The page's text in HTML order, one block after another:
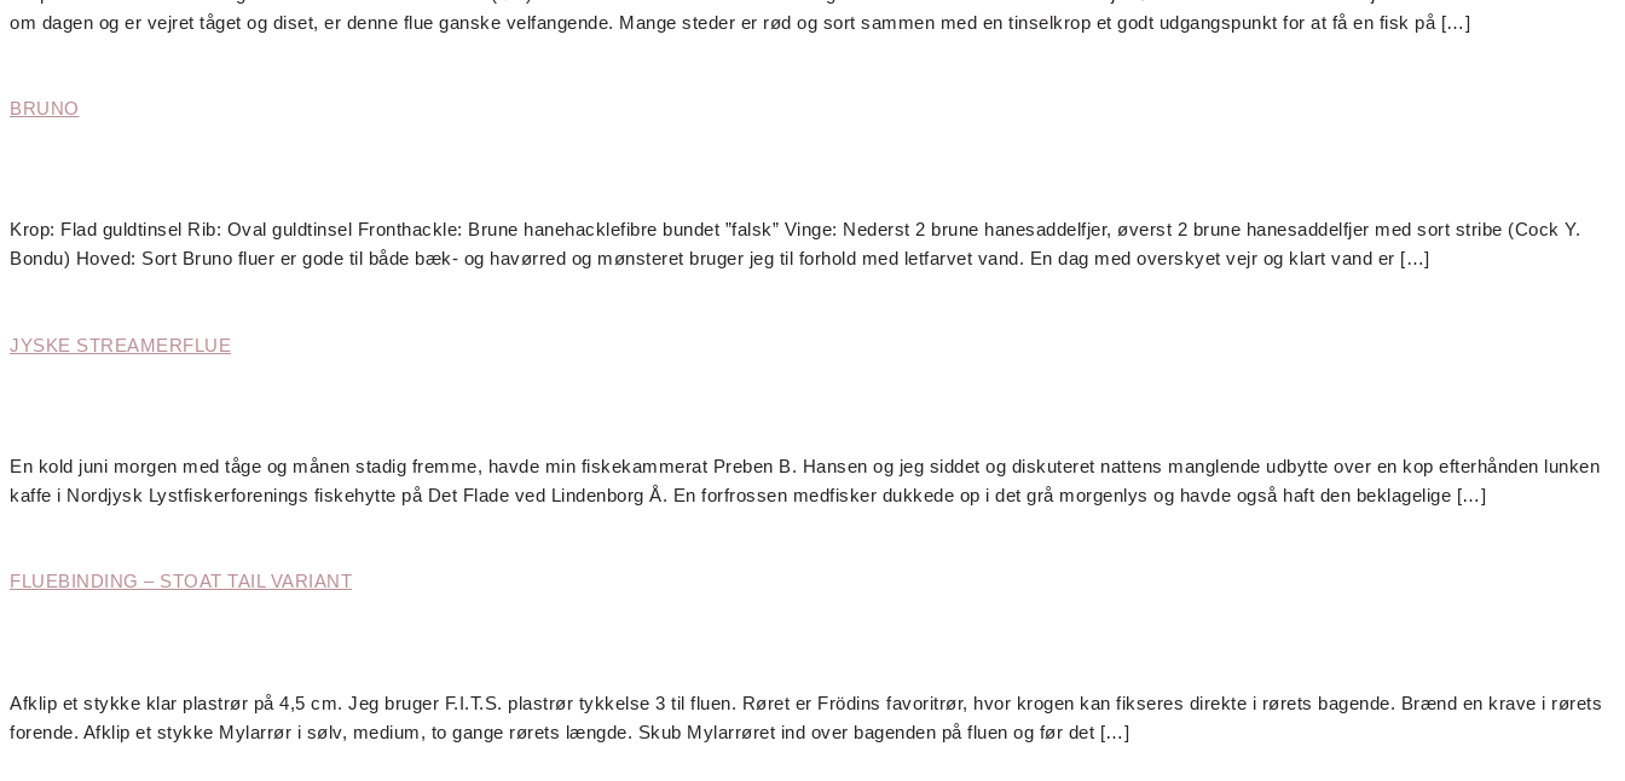
om dagen og er vejret tåget og diset, er denne flue ganske velfangende. Mange steder er rød og sort sammen med en tinselkrop et godt udgangspunkt for at få en fisk på […]
BRUNO
Krop: Flad guldtinsel Rib: Oval guldtinsel Fronthackle: Brune hanehacklefibre bundet ”falsk” Vinge: Nederst 2 brune hanesaddelfjer, øverst 2 brune hanesaddelfjer med sort stribe (Cock Y.
Bondu) Hoved: Sort Bruno fluer er gode til både bæk- og havørred og mønsteret bruger jeg til forhold med letfarvet vand. En dag med overskyet vejr og klart vand er […]
JYSKE STREAMERFLUE
En kold juni morgen med tåge og månen stadig fremme, havde min fiskekammerat Preben B. Hansen og jeg siddet og diskuteret nattens manglende udbytte over en kop efterhånden lunken
kaffe i Nordjysk Lystfiskerforenings fiskehytte på Det Flade ved Lindenborg Å. En forfrossen medfisker dukkede op i det grå morgenlys og havde også haft den beklagelige […]
FLUEBINDING – STOAT TAIL VARIANT
Afklip et stykke klar plastrør på 4,5 cm. Jeg bruger F.I.T.S. plastrør tykkelse 3 til fluen. Røret er Frödins favoritrør, hvor krogen kan fikseres direkte i rørets bagende. Brænd en krave i rørets
forende. Afklip et stykke Mylarrør i sølv, medium, to gange rørets længde. Skub Mylarrøret ind over bagenden på fluen og før det […]